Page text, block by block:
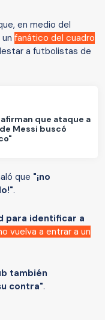
en medio del
un fanático del cuadro
a futbolistas de
que ataque a
Messi buscó
que "¡no
.
para identificar a
vuelva a entrar a un
también
contra".